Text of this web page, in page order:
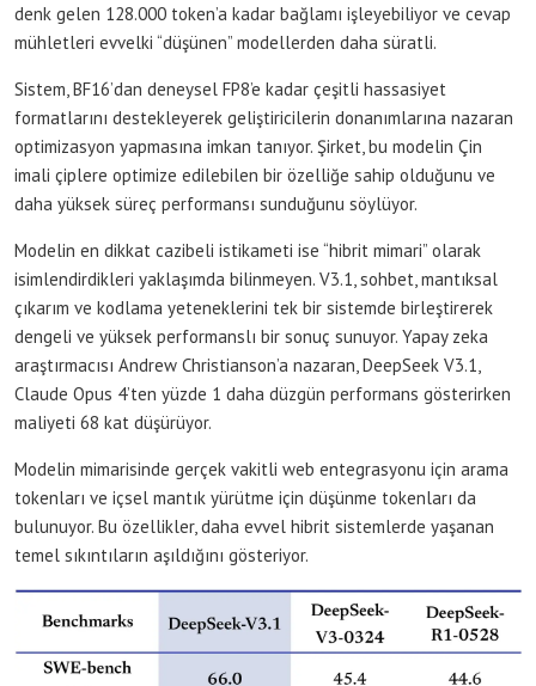
denk gelen 128.000 token’a kadar bağlamı işleyebiliyor ve cevap
mühletleri evvelki “düşünen” modellerden daha süratli.
Sistem, BF16’dan deneysel FP8’e kadar çeşitli hassasiyet
formatlarını destekleyerek geliştiricilerin donanımlarına nazaran
optimizasyon yapmasına imkan tanıyor. Şirket, bu modelin Çin
imali çiplere optimize edilebilen bir özelliğe sahip olduğunu ve
daha yüksek süreç performansı sunduğunu söylüyor.
Modelin en dikkat cazibeli istikameti ise “hibrit mimari” olarak
isimlendirdikleri yaklaşımda bilinmeyen. V3.1, sohbet, mantıksal
çıkarım ve kodlama yeteneklerini tek bir sistemde birleştirerek
dengeli ve yüksek performanslı bir sonuç sunuyor. Yapay zeka
araştırmacısı Andrew Christianson’a nazaran, DeepSeek V3.1,
Claude Opus 4’ten yüzde 1 daha düzgün performans gösterirken
maliyeti 68 kat düşürüyor.
Modelin mimarisinde gerçek vakitli web entegrasyonu için arama
tokenları ve içsel mantık yürütme için düşünme tokenları da
bulunuyor. Bu özellikler, daha evvel hibrit sistemlerde yaşanan
temel sıkıntıların aşıldığını gösteriyor.